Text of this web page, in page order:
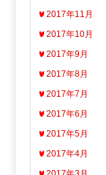
2017年11月
2017年10月
2017年9月
2017年8月
2017年7月
2017年6月
2017年5月
2017年4月